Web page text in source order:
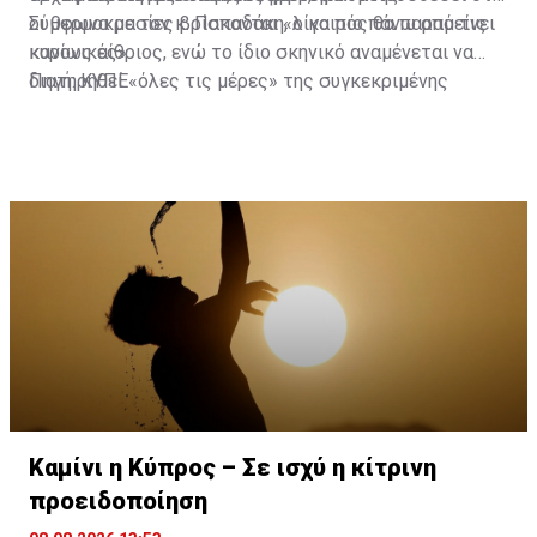
οι θερμοκρασίες βρίσκονται «λίγο πιο πάνω από τις
κανονικές».
Σύμφωνα με τον κ. Παπαδάκη, ο καιρός θα παραμείνει
κυρίως αίθριος, ενώ το ίδιο σκηνικό αναμένεται να
διατηρηθεί «όλες τις μέρες» της συγκεκριμένης
Πηγή: ΚΥΠΕ
Καμίνι η Κύπρος – Σε ισχύ η κίτρινη
προειδοποίηση